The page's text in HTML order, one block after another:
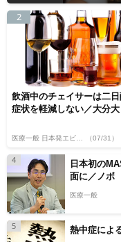
2
飲酒中のチェイサーは二
症状を軽減しない／大分大
医療一般 日本発エビデンス （07/31）
4
日本初の
面に／ノボ
医療一般
5 熱中症によ